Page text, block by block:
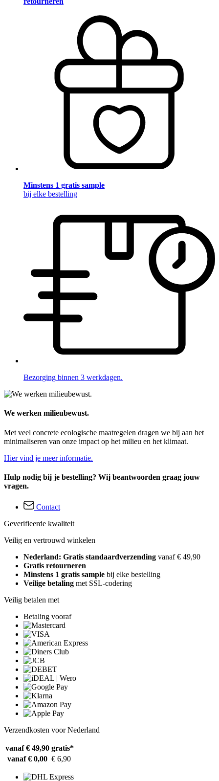
Minstens 1 gratis sample
bij elke bestelling
Bezorging binnen 3 werkdagen.
We werken milieubewust.
Met veel concrete ecologische maatregelen dragen we bij aan het
minimaliseren van onze impact op het milieu en het klimaat.
Hier vind je meer informatie.
Hulp nodig bij je bestelling? Wij beantwoorden graag jouw
vragen.
Contact
Geverifieerde kwaliteit
Veilig en vertrouwd winkelen
Nederland: Gratis standaardverzending vanaf € 49,90
Gratis retourneren
Minstens 1 gratis sample bij elke bestelling
Veilige betaling met SSL-codering
Veilig betalen met
Betaling vooraf
Verzendkosten voor Nederland
vanaf € 49,90 gratis*
vanaf € 0,00 € 6,90